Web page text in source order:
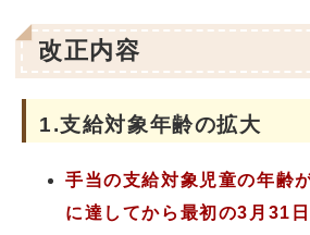
改正内容
1.支給対象年齢の拡大
手当の支給対象児童の年齢
に達してから最初の3月31